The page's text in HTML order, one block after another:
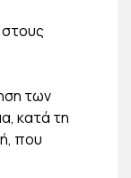
των
κατά τη
που